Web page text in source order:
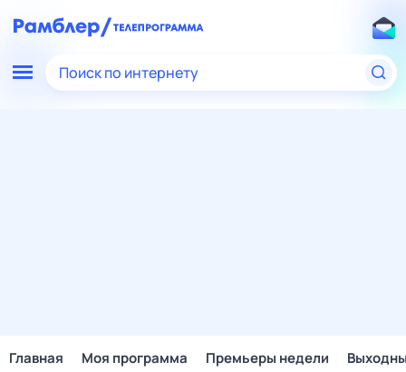
Поиск по интернету
Главная Моя программа Премьеры недели